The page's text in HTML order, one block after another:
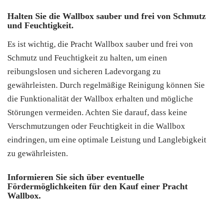
Halten Sie die Wallbox sauber und frei von Schmutz
und Feuchtigkeit.
Es ist wichtig, die Pracht Wallbox sauber und frei von
Schmutz und Feuchtigkeit zu halten, um einen
reibungslosen und sicheren Ladevorgang zu
gewährleisten. Durch regelmäßige Reinigung können Sie
die Funktionalität der Wallbox erhalten und mögliche
Störungen vermeiden. Achten Sie darauf, dass keine
Verschmutzungen oder Feuchtigkeit in die Wallbox
eindringen, um eine optimale Leistung und Langlebigkeit
zu gewährleisten.
Informieren Sie sich über eventuelle
Fördermöglichkeiten für den Kauf einer Pracht
Wallbox.